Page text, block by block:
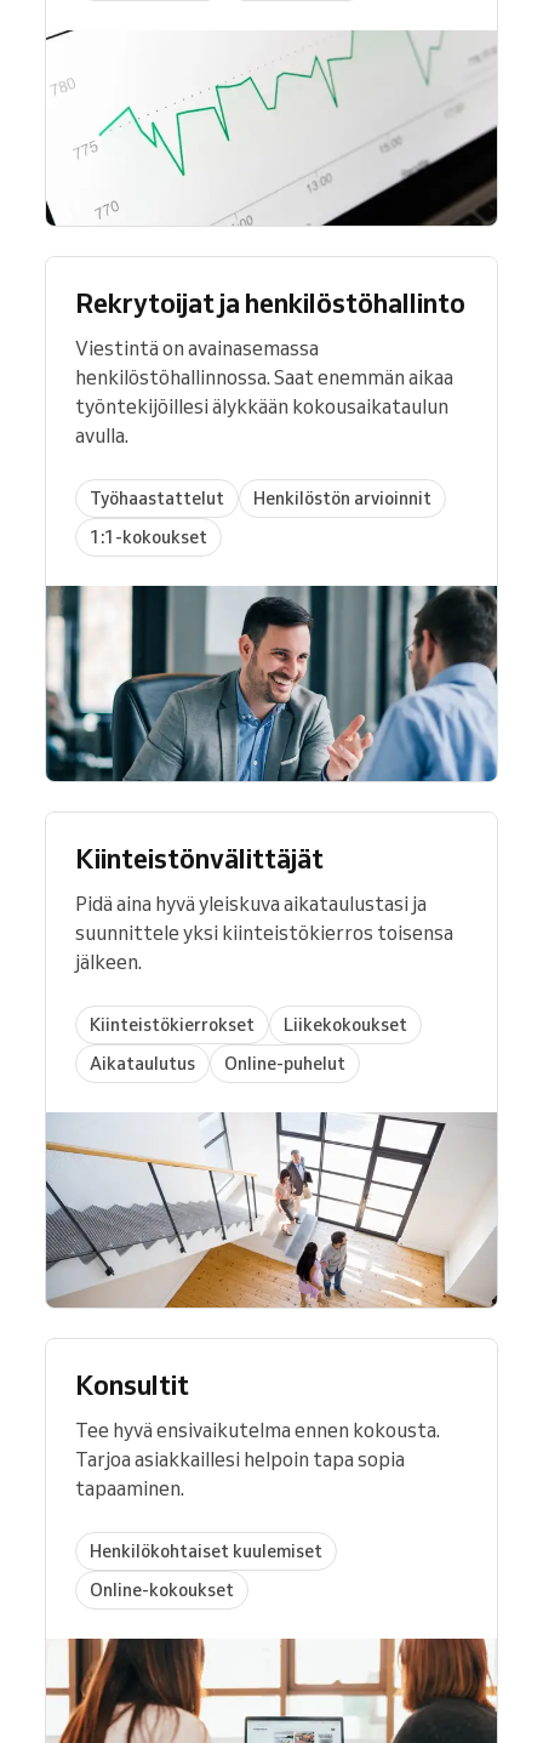
Rekrytoijat ja henkilöstöhallinto
Viestintä on avainasemassa
henkilöstöhallinnossa. Saat enemmän aikaa
työntekijöillesi älykkään kokousaikataulun
avulla.
Työhaastattelut
Henkilöstön arvioinnit
1:1-kokoukset
Kiinteistönvälittäjät
Pidä aina hyvä yleiskuva aikataulustasi ja
suunnittele yksi kiinteistökierros toisensa
jälkeen.
Kiinteistökierrokset
Liikekokoukset
Aikataulutus
Online-puhelut
Konsultit
Tee hyvä ensivaikutelma ennen kokousta.
Tarjoa asiakkaillesi helpoin tapa sopia
tapaaminen.
Henkilökohtaiset kuulemiset
Online-kokoukset